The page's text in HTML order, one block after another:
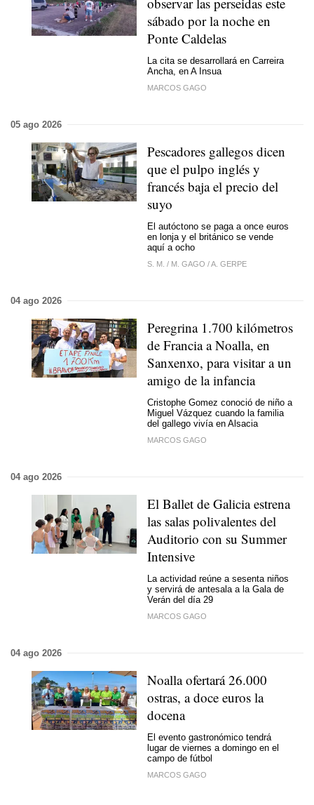
sábado por la noche en
Ponte Caldelas
La cita se desarrollará en Carreira
Ancha, en A Insua
MARCOS GAGO
05 ago 2026
Pescadores gallegos dicen
que el pulpo inglés y
francés baja el precio del
suyo
El autóctono se paga a once euros
en lonja y el británico se vende
aquí a ocho
S. M. / M. GAGO /A. GERPE
04 ago 2026
Peregrina 1.700 kilómetros
de Francia a Noalla, en
Sanxenxo, para visitar a un
amigo de la infancia
Cristophe Gomez conoció de niño a
Miguel Vázquez cuando la familia
del gallego vivía en Alsacia
MARCOS GAGO
04 ago 2026
El Ballet de Galicia estrena
las salas polivalentes del
Auditorio con su Summer
Intensive
La actividad reúne a sesenta niños
y servirá de antesala a la Gala de
Verán del día 29
MARCOS GAGO
04 ago 2026
Noalla ofertará 26.000
ostras, a doce euros la
docena
El evento gastronómico tendrá
lugar de viernes a domingo en el
campo de fútbol
MARCOS GAGO